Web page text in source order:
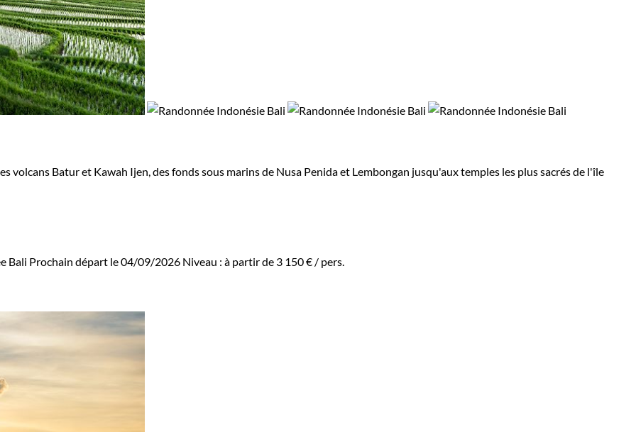
volcans Batur et Kawah Ijen, des fonds sous marins de Nusa Penida et Lembongan jusqu'aux temples les plus sacrés de l'île
Bali Prochain départ le 04/09/2026 Niveau : à partir de 3 150 € / pers.